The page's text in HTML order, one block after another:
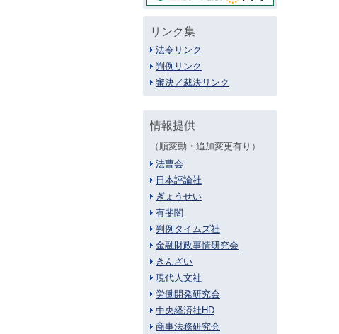
リンク集
法令リンク
判例リンク
審決／裁決リンク
情報提供
（順変動・追加変更有り）
法曹会
日本評論社
ぎょうせい
有斐閣
判例タイムズ社
金融財政事情研究会
きんざい
現代人文社
労働開発研究会
中央経済社HD
商事法務研究会